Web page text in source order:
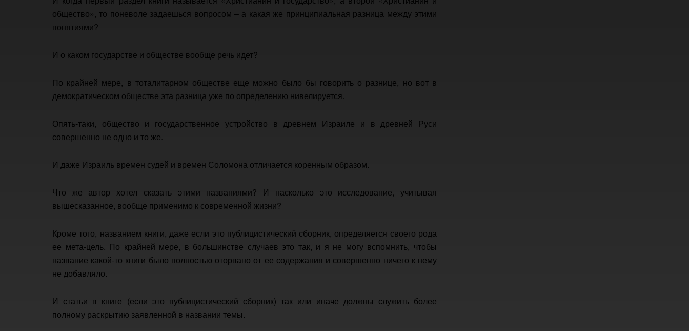
общество», то поневоле задаешься вопросом – а какая же принципиальная разница между этими
понятиями?
И о каком государстве и обществе вообще речь идет?
По крайней мере, в тоталитарном обществе еще можно было бы говорить о разнице, но вот в
демократическом обществе эта разница уже по определению нивелируется.
Опять-таки, общество и государственное устройство в древнем Израиле и в древней Руси
совершенно не одно и то же.
И даже Израиль времен судей и времен Соломона отличается коренным образом.
Что же автор хотел сказать этими названиями? И насколько это исследование, учитывая
вышесказанное, вообще применимо к современной жизни?
Кроме того, названием книги, даже если это публицистический сборник, определяется своего рода
ее мета-цель. По крайней мере, в большинстве случаев это так, и я не могу вспомнить, чтобы
название какой-то книги было полностью оторвано от ее содержания и совершенно ничего к нему
не добавляло.
И статьи в книге (если это публицистический сборник) так или иначе должны служить более
полному раскрытию заявленной в названии темы.